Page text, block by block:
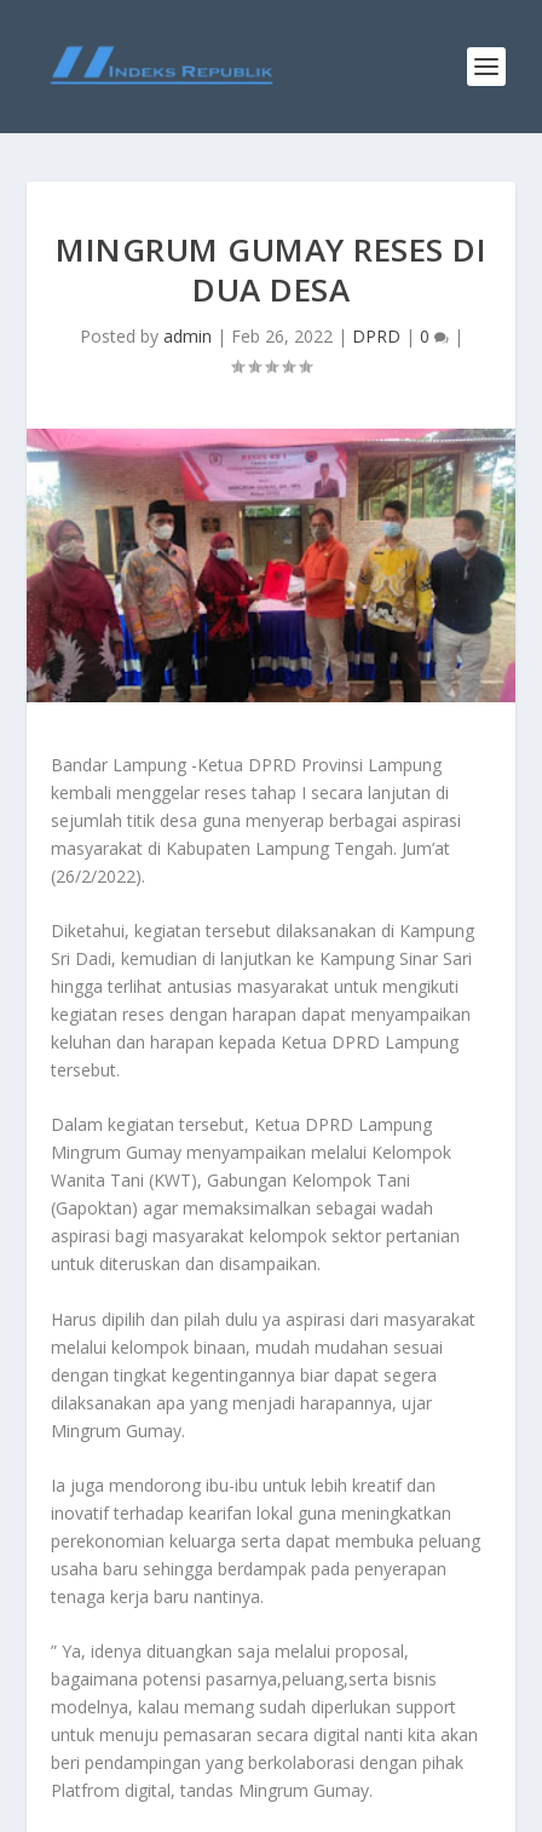
MINGRUM GUMAY RESES DI
DUA DESA
Posted by admin | Feb 26, 2022| DPRD | 0 |
Bandar Lampung -Ketua DPRD Provinsi Lampung
kembali menggelar reses tahap I secara lanjutan di
sejumlah titik desa guna menyerap berbagai aspirasi
masyarakat di Kabupaten Lampung Tengah. Jum’at
(26/2/2022).
Diketahui, kegiatan tersebut dilaksanakan di Kampung
Sri Dadi, kemudian di lanjutkan ke Kampung Sinar Sari
hingga terlihat antusias masyarakat untuk mengikuti
kegiatan reses dengan harapan dapat menyampaikan
keluhan dan harapan kepada Ketua DPRD Lampung
tersebut.
Dalam kegiatan tersebut, Ketua DPRD Lampung
Mingrum Gumay menyampaikan melalui Kelompok
Wanita Tani (KWT), Gabungan Kelompok Tani
(Gapoktan) agar memaksimalkan sebagai wadah
aspirasi bagi masyarakat kelompok sektor pertanian
untuk diteruskan dan disampaikan.
Harus dipilih dan pilah dulu ya aspirasi dari masyarakat
melalui kelompok binaan, mudah mudahan sesuai
dengan tingkat kegentingannya biar dapat segera
dilaksanakan apa yang menjadi harapannya, ujar
Mingrum Gumay.
Ia juga mendorong ibu-ibu untuk lebih kreatif dan
inovatif terhadap kearifan lokal guna meningkatkan
perekonomian keluarga serta dapat membuka peluang
usaha baru sehingga berdampak pada penyerapan
tenaga kerja baru nantinya.
” Ya, idenya dituangkan saja melalui proposal,
bagaimana potensi pasarnya,peluang,serta bisnis
modelnya, kalau memang sudah diperlukan support
untuk menuju pemasaran secara digital nanti kita akan
beri pendampingan yang berkolaborasi dengan pihak
Platfrom digital, tandas Mingrum Gumay.